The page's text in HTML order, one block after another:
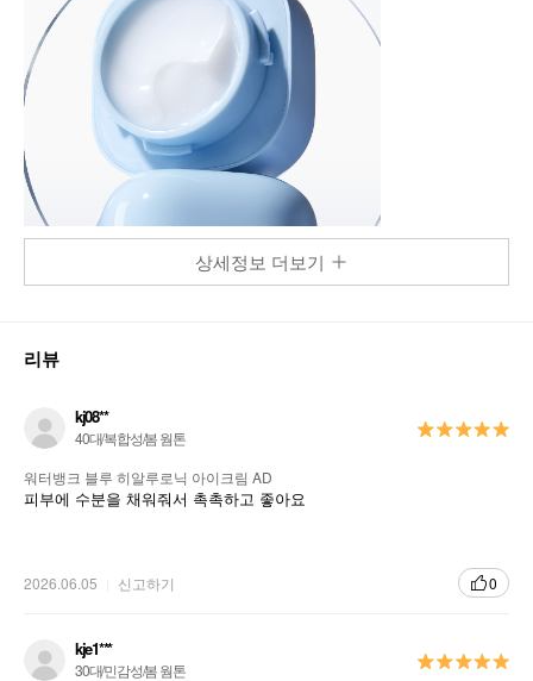
상세정보 더보기
리뷰
kj08**
40대/복합성/봄 웜톤
워터뱅크 블루 히알루로닉 아이크림 AD
피부에 수분을 채워줘서 촉촉하고 좋아요
2026.06.05 신고하기 0
kje1***
30대/민감성/봄 웜톤